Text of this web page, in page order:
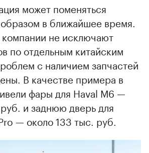
может поменяться
в ближайшее время.
компании не исключают
по отдельным китайским
с наличием запчастей
В качестве примера в
фары для Haval M6 —
и заднюю дверь для
— около 133 тыс. руб.